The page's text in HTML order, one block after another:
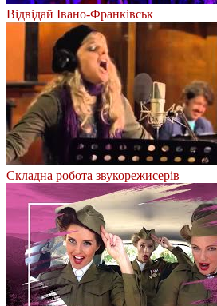
Відвідай Івано-Франківськ
Складна робота звукорежисерів